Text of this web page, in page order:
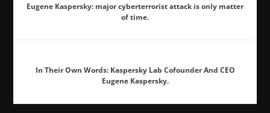
Eugene Kaspersky: major cyberterrorist attack is only matter
of time.
In Their Own Words: Kaspersky Lab Cofounder And CEO
Eugene Kaspersky.